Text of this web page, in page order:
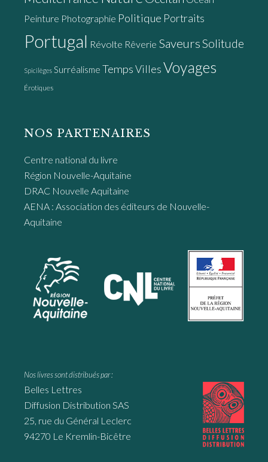
Peinture Photographie Politique Portraits
Portugal Révolte Rêverie Saveurs Solitude
Spicilèges Surréalisme TempsVillesVoyages
Érotiques
NOS PARTENAIRES
Centre national du livre
Région Nouvelle-Aquitaine
DRAC Nouvelle Aquitaine
AENA : Association des éditeurs de Nouvelle-
Aquitaine
Nos livres sont distribués par :
Belles Lettres
Diffusion Distribution SAS
25, rue du Général Leclerc
94270 Le Kremlin-Bicêtre